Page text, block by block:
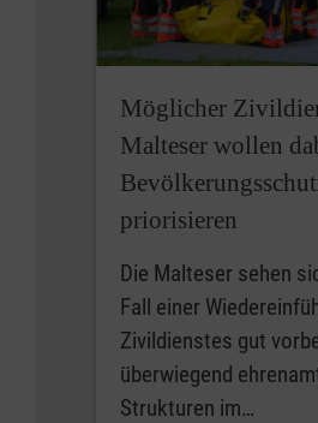
Möglicher
Malteser wollen
priorisieren
Die Malteser sehen
Fall einer
Zivildienstes gut
überwiegend
Strukturen im…